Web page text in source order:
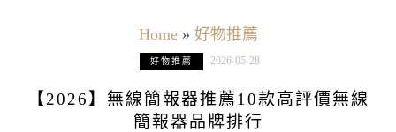
Home» 好物推薦
好物推薦 2026-05-28
【2026】無線簡報器推薦10款高評價無線
簡報器品牌排行